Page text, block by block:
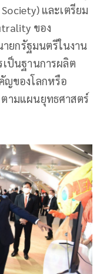
และเตรียม
ของ
ยกรัฐมนตรีในงาน
เป็นฐานการผลิต
ของโลกหรือ
ตามแผนยุทธศาสตร์